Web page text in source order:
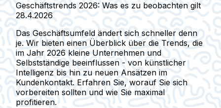
Geschäftstrends 2026: Was es zu beobachten gilt
28.4.2026
Das Geschäftsumfeld ändert sich schneller denn
je. Wir bieten einen Überblick über die Trends, die
im Jahr 2026 kleine Unternehmen und
Selbstständige beeinflussen - von künstlicher
Intelligenz bis hin zu neuen Ansätzen im
Kundenkontakt. Erfahren Sie, worauf Sie sich
vorbereiten sollten und wie Sie maximal
profitieren.